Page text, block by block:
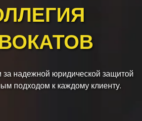
надежной юридической защитой
подходом к каждому клиенту.